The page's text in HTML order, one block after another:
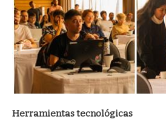
Herramientas tecnológicas